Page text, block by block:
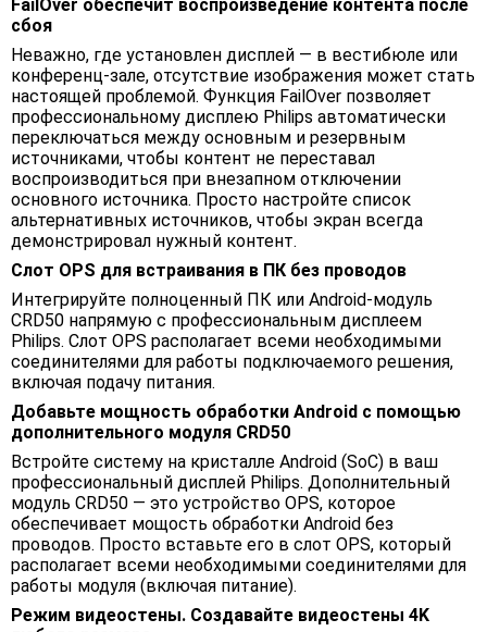
FailOver обеспечит воспроизведение контента после
сбоя
Неважно, где установлен дисплей — в вестибюле или
конференц-зале, отсутствие изображения может стать
настоящей проблемой. Функция FailOver позволяет
профессиональному дисплею Philips автоматически
переключаться между основным и резервным
источниками, чтобы контент не переставал
воспроизводиться при внезапном отключении
основного источника. Просто настройте список
альтернативных источников, чтобы экран всегда
демонстрировал нужный контент.
Слот OPS для встраивания в ПК без проводов
Интегрируйте полноценный ПК или Android-модуль
CRD50 напрямую с профессиональным дисплеем
Philips. Слот OPS располагает всеми необходимыми
соединителями для работы подключаемого решения,
включая подачу питания.
Добавьте мощность обработки Android с помощью
дополнительного модуля CRD50
Встройте систему на кристалле Android (SoC) в ваш
профессиональный дисплей Philips. Дополнительный
модуль CRD50 — это устройство OPS, которое
обеспечивает мощость обработки Android без
проводов. Просто вставьте его в слот OPS, который
располагает всеми необходимыми соединителями для
работы модуля (включая питание).
Режим видеостены. Создавайте видеостены 4K